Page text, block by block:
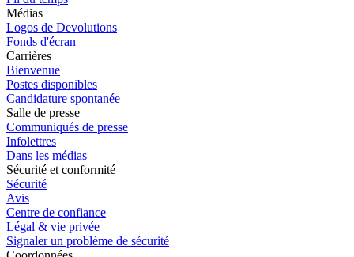
Médias
Logos de Devolutions
Fonds d'écran
Carrières
Bienvenue
Postes disponibles
Candidature spontanée
Salle de presse
Communiqués de presse
Infolettres
Dans les médias
Sécurité et conformité
Sécurité
Avis
Centre de confiance
Légal & vie privée
Signaler un problème de sécurité